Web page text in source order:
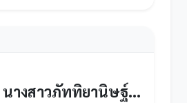
นางสาวภัททิยานิษฐ์ ชะนะภัย